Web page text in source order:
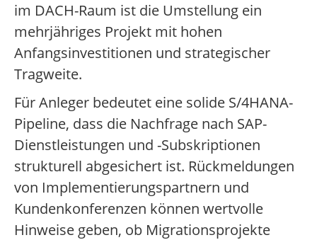
im DACH-Raum ist die Umstellung ein
mehrjähriges Projekt mit hohen
Anfangsinvestitionen und strategischer
Tragweite.
Für Anleger bedeutet eine solide S/4HANA-
Pipeline, dass die Nachfrage nach SAP-
Dienstleistungen und -Subskriptionen
strukturell abgesichert ist. Rückmeldungen
von Implementierungspartnern und
Kundenkonferenzen können wertvolle
Hinweise geben, ob Migrationsprojekte